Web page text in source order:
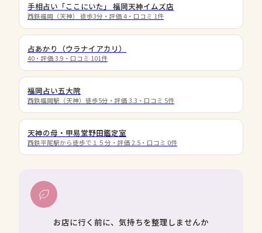
手相占い「ここにいた」 福岡天神イムズ店
西鉄福岡（天神） 徒歩3分 ・評価 4 ・口コミ 1件
占あかり（ウラナイアカリ）
40 ・評価 3.9 ・口コミ 101件
福岡占い五大院
西鉄福岡駅（天神）徒歩5分 ・評価 3.3 ・口コミ 5件
天神の母・甲易堂野田鑑定室
西鉄平尾駅から徒歩で１５分 ・評価 2.5 ・口コミ 0件
お店に行く前に、気持ちを整理しませんか